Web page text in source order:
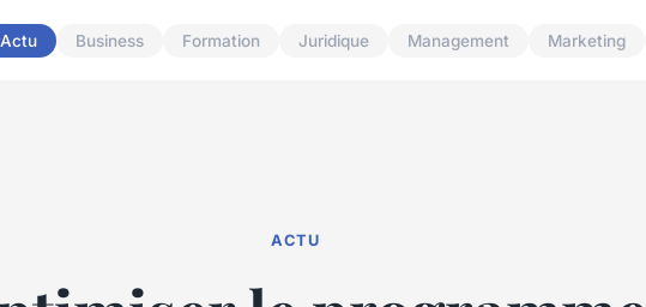
Actu Business Formation Juridique Management Marketing
ACTU